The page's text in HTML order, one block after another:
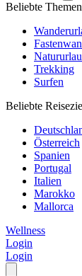
Beliebte Themen
Trekking
Surfen
Beliebte
Österreich
Spanien
Portugal
Italien
Marokko
Mallorca
Wellness
Login
Login